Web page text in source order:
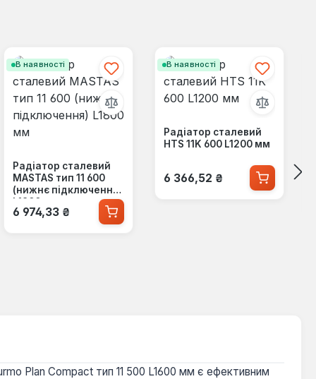
В наявності
Радіатор сталевий
MASTAS тип 11 600
(нижнє підключення)
L1800 мм
Звичайна ціна:
6 974,33 ₴
В наявності
Радіатор сталевий
HTS 11K 600 L1200 мм
Звичайна ціна:
6 366,52 ₴
Plan Compact тип 11 500 L1600 мм є ефективним